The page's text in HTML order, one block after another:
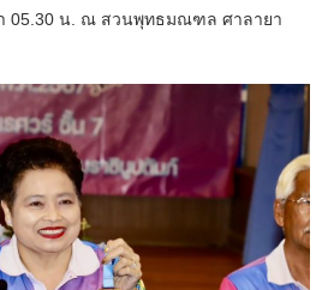
05.30 น. ณ สวนพุทธมณฑล ศาลายา